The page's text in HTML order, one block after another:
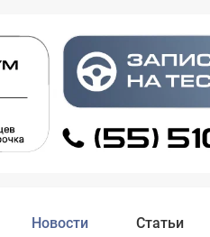
Новости Статьи